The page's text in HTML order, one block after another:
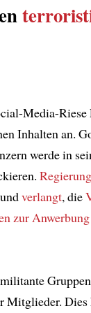
Media-Riese
Inhalten an.
werde in
undverlangt, die
zur
Mitglieder. Dies